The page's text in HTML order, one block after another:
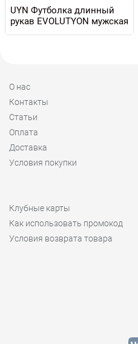
UYN Футболка длинный
рукав EVOLUTYON мужская
О нас
Контакты
Статьи
Оплата
Доставка
Условия покупки
Клубные карты
Как использовать промокод
Условия возврата товара